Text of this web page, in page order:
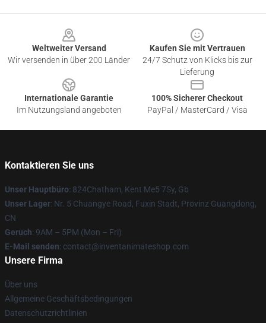
Weltweiter Versand
Wir versenden in über 200 Länder
Kaufen Sie mit Vertrauen
24/7 Schutz von Klicks bis zur
Lieferung
Internationale Garantie
Im Nutzungsland angeboten
100% Sicherer Checkout
PayPal / MasterCard / Visa
Kontaktieren Sie uns
Unser Hauptbüro: 824Chatham, Kent Me5 7Sy, Gb
Unser Lager: Nr. 5 Chuangye Road, Fuxin Stadt, Provinz Guangdong,
CN
Geruch: 9AM – 5PM (Mon – Fri)
E-Mail senden: contact@inventanimateshop.com
Unsere Firma
Über uns
Allgemeine Geschäftsbedingungen
Datenschutzrichtlinien